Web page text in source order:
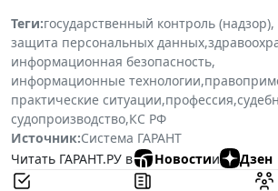
Теги:государственный контроль (надзор),
защита персональных данных,
информационная безопасность,
информационные технологии,
практические ситуации,профессия,
судопроизводство,КС РФ
Источник:Система ГАРАНТ
Читать ГАРАНТ.РУ в
Новостии Дзен